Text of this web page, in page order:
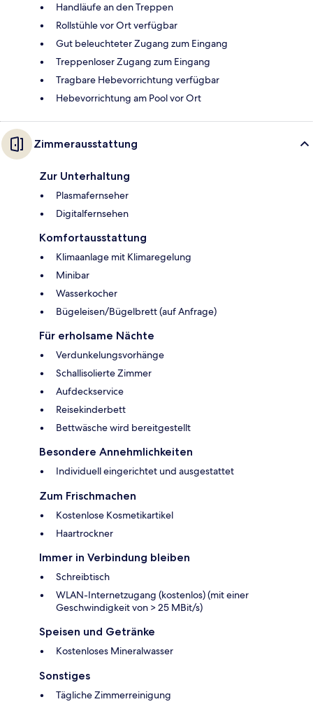
Handläufe an den Treppen
Rollstühle vor Ort verfügbar
Gut beleuchteter Zugang zum Eingang
Treppenloser Zugang zum Eingang
Tragbare Hebevorrichtung verfügbar
Hebevorrichtung am Pool vor Ort
Zimmerausstattung
Zur Unterhaltung
Plasmafernseher
Digitalfernsehen
Komfortausstattung
Klimaanlage mit Klimaregelung
Minibar
Wasserkocher
Bügeleisen/Bügelbrett (auf Anfrage)
Für erholsame Nächte
Verdunkelungsvorhänge
Schallisolierte Zimmer
Aufdeckservice
Reisekinderbett
Bettwäsche wird bereitgestellt
Besondere Annehmlichkeiten
Individuell eingerichtet und ausgestattet
Zum Frischmachen
Kostenlose Kosmetikartikel
Haartrockner
Immer in Verbindung bleiben
Schreibtisch
WLAN-Internetzugang (kostenlos) (mit einer
Geschwindigkeit von > 25 MBit/s)
Speisen und Getränke
Kostenloses Mineralwasser
Sonstiges
Tägliche Zimmerreinigung